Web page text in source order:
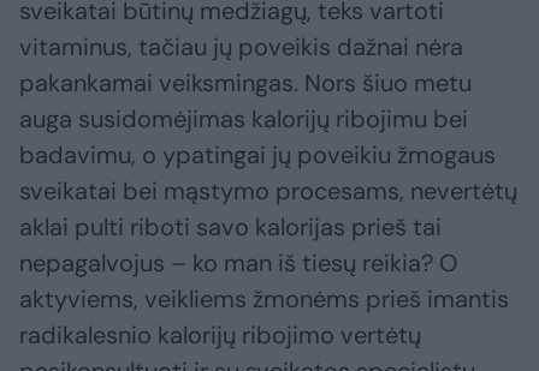
sveikatai būtinų medžiagų, teks vartoti
vitaminus, tačiau jų poveikis dažnai nėra
pakankamai veiksmingas. Nors šiuo metu
auga susidomėjimas kalorijų ribojimu bei
badavimu, o ypatingai jų poveikiu žmogaus
sveikatai bei mąstymo procesams, nevertėtų
aklai pulti riboti savo kalorijas prieš tai
nepagalvojus – ko man iš tiesų reikia? O
aktyviems, veikliems žmonėms prieš imantis
radikalesnio kalorijų ribojimo vertėtų